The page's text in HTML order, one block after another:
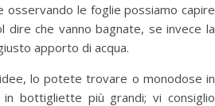
osservando le foglie possiamo capire
che vanno bagnate, se invece la
apporto di acqua.
lo potete trovare o monodose in
bottigliette più grandi; vi consiglio